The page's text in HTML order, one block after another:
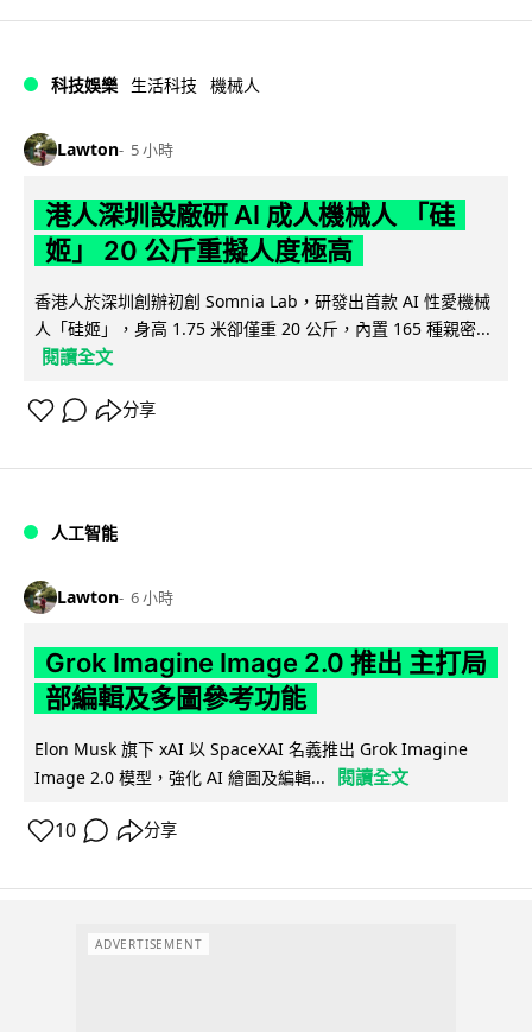
科技娛樂 生活科技 機械人
Lawton 5 小時
港人深圳設廠研 AI 成人機械人 「硅
姬」 20 公斤重擬人度極高
香港人於深圳創辦初創 Somnia Lab，研發出首款 AI 性愛機械
人「硅姬」，身高 1.75 米卻僅重 20 公斤，內置 165 種親密...
閱讀全文
分享
人工智能
Lawton 6 小時
Grok Imagine Image 2.0 推出 主打局
部編輯及多圖參考功能
Elon Musk 旗下 xAI 以 SpaceXAI 名義推出 Grok Imagine
Image 2.0 模型，強化 AI 繪圖及編輯...
閱讀全文
10 分享
ADVERTISEMENT